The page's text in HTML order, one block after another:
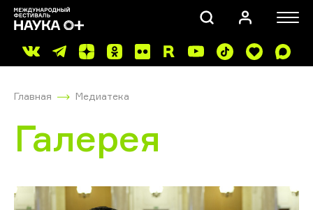
ПОИСК
Главная Медиатека
Галерея